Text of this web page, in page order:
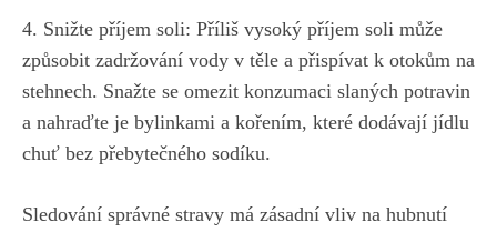
4. Snižte příjem​ soli: ​Příliš vysoký příjem soli⁣ může
způsobit‌ zadržování vody ‍v těle a přispívat k otokům na
​stehnech. Snažte se omezit‍ konzumaci slaných‍ potravin
a nahraďte⁣ je bylinkami a kořením, které dodávají jídlu
chuť bez ‌přebytečného sodíku.
Sledování⁤ správné ⁢stravy má zásadní vliv na hubnutí ​